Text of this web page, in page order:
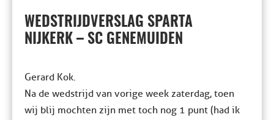
WEDSTRIJDVERSLAG SPARTA
NIJKERK – SC GENEMUIDEN
Gerard Kok.
Na de wedstrijd van vorige week zaterdag, toen
wij blij mochten zijn met toch nog 1 punt (had ik